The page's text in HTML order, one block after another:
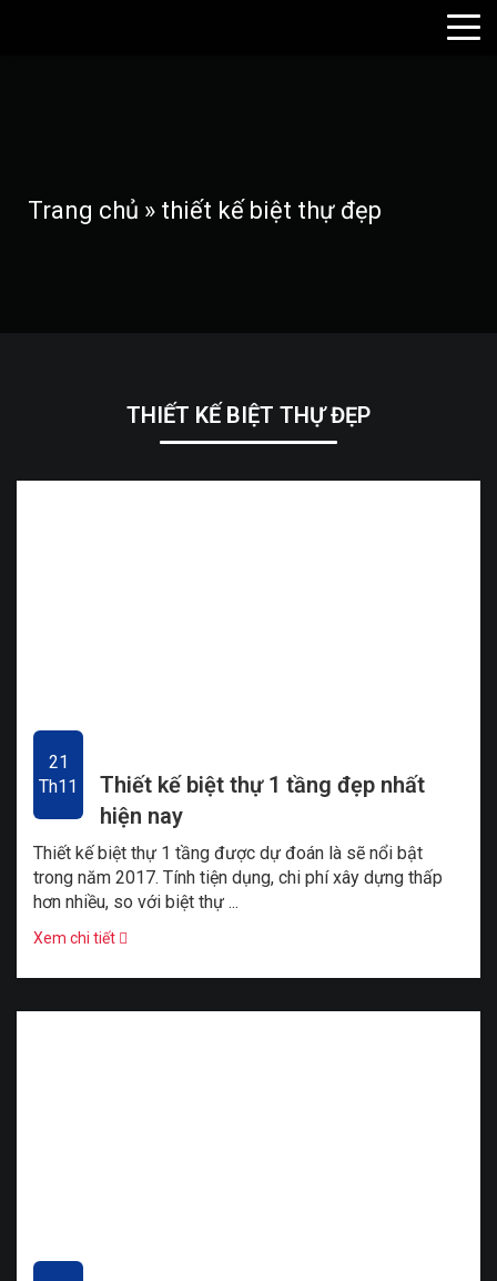
Trang chủ » thiết kế biệt thự đẹp
THIẾT KẾ BIỆT THỰ ĐẸP
Thiết kế biệt thự 1 tầng đẹp nhất
hiện nay
Thiết kế biệt thự 1 tầng được dự đoán là sẽ nổi bật
trong năm 2017. Tính tiện dụng, chi phí xây dựng thấp
hơn nhiều, so với biệt thự ...
21
Th11
Xem chi tiết